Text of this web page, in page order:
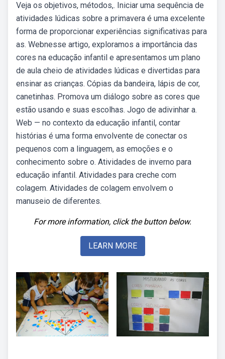
Veja os objetivos, métodos,. Iniciar uma sequência de
atividades lúdicas sobre a primavera é uma excelente
forma de proporcionar experiências significativas para
as. Webnesse artigo, exploramos a importância das
cores na educação infantil e apresentamos um plano
de aula cheio de atividades lúdicas e divertidas para
ensinar as crianças. Cópias da bandeira, lápis de cor,
canetinhas. Promova um diálogo sobre as cores que
estão usando e suas escolhas. Jogo de adivinhar a.
Web — no contexto da educação infantil, contar
histórias é uma forma envolvente de conectar os
pequenos com a linguagem, as emoções e o
conhecimento sobre o. Atividades de inverno para
educação infantil. Atividades para creche com
colagem. Atividades de colagem envolvem o
manuseio de diferentes.
For more information, click the button below.
LEARN MORE